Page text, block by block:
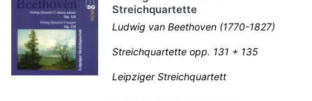
Streichquartette
Ludwig van Beethoven (1770-1827)
Streichquartette opp. 131 + 135
Leipziger Streichquartett